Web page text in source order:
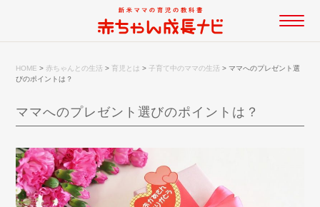
HOME > 赤ちゃんとの生活 >育児とは >子育て中のママの生活 >ママへのプレゼント選
びのポイントは？
ママへのプレゼント選びのポイントは？